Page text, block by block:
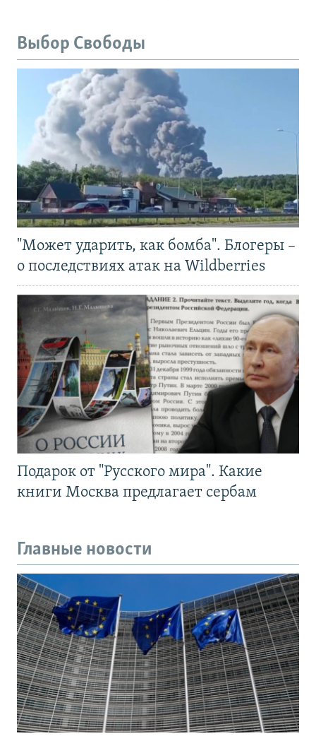
Выбор Свободы
"Может ударить, как бомба". Блогеры –
о последствиях атак на Wildberries
Подарок от "Русского мира". Какие
книги Москва предлагает сербам
Главные новости